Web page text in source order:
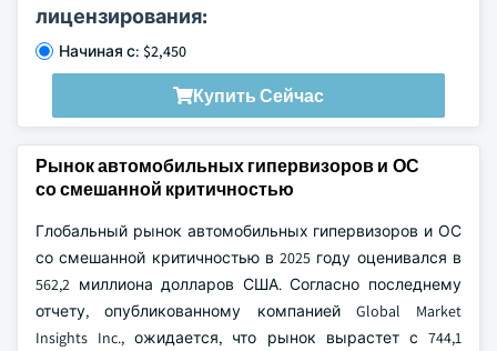
лицензирования:
Начиная с: $2,450
Купить Сейчас
Рынок автомобильных гипервизоров и ОС
со смешанной критичностью
Глобальный рынок автомобильных гипервизоров и ОС
со смешанной критичностью в 2025 году оценивался в
562,2 миллиона долларов США. Согласно последнему
отчету, опубликованному компанией Global Market
Insights Inc., ожидается, что рынок вырастет с 744,1